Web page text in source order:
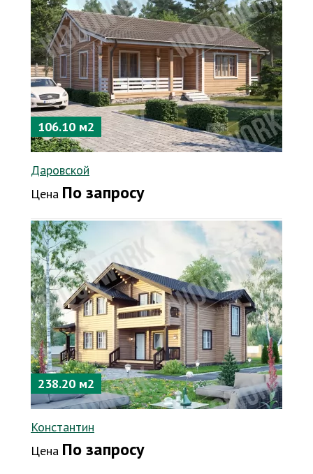
106.10 м2
Даровской
Цена По запросу
238.20 м2
Константин
Цена По запросу